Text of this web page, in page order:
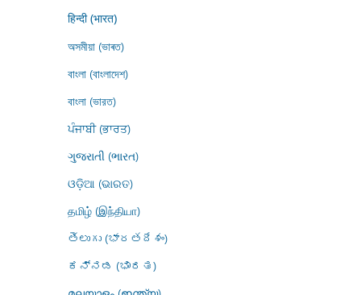
हिन्दी (भारत)
অসমীয়া (ভাৰত)
বাংলা (বাংলাদেশ)
বাংলা (ভারত)
ਪੰਜਾਬੀ (ਭਾਰਤ)
ગુજરાતી (ભારત)
ଓଡ଼ିଆ (ଭାରତ)
தமிழ் (இந்தியா)
తెలుగు (భారతదేశం)
ಕನ್ನಡ (ಭಾರತ)